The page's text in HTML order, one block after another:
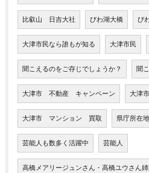
比叡山 日吉大社 びわ湖大橋 び
大津市民なら誰もが知る 大津市民
聞こえるのをご存じでしょうか？ 聞
大津市 不動産 キャンペーン 大津
大津市 マンション 買取 県庁所在
芸能人も数多く活躍中 芸能人
高橋メアリージュンさん・高橋ユウさん